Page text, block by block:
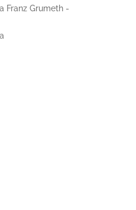
Franz Grumeth -